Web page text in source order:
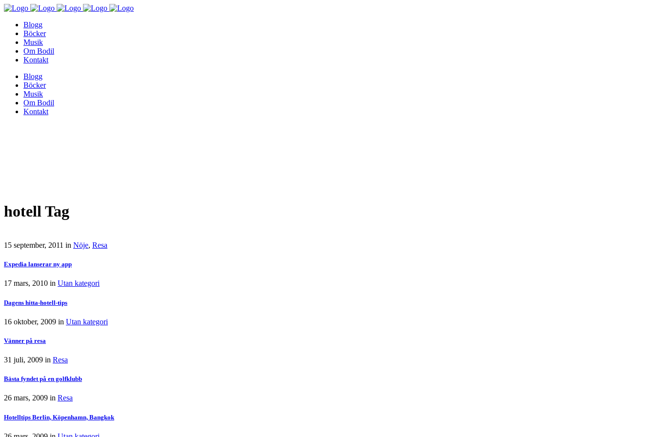
Blogg
Böcker
Musik
Om Bodil
Kontakt
Blogg
Böcker
Musik
Om Bodil
Kontakt
hotell Tag
15 september, 2011 in Nöje, Resa
Expedia lanserar ny app
17 mars, 2010 in Utan kategori
Dagens hitta-hotell-tips
16 oktober, 2009 in Utan kategori
Vänner på resa
31 juli, 2009 in Resa
Bästa fyndet på en golfklubb
26 mars, 2009 in Resa
Hotelltips Berlin, Köpenhamn, Bangkok